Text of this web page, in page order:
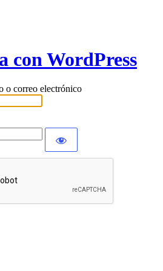
con WordPress
o correo electrónico